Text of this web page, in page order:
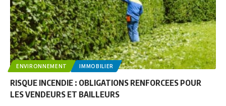
ENVIRONNEMENT IMMOBILIER
RISQUE INCENDIE : OBLIGATIONS RENFORCEES POUR
LES VENDEURS ET BAILLEURS